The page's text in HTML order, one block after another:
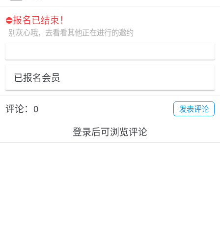
⛔️报名已结束！
别灰心哦，去看看其他正在进行的邀约
已报名会员
发表评论
评论：0
登录后可浏览评论